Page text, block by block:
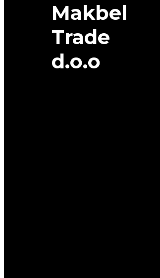
Makbel
Trade
d.o.o